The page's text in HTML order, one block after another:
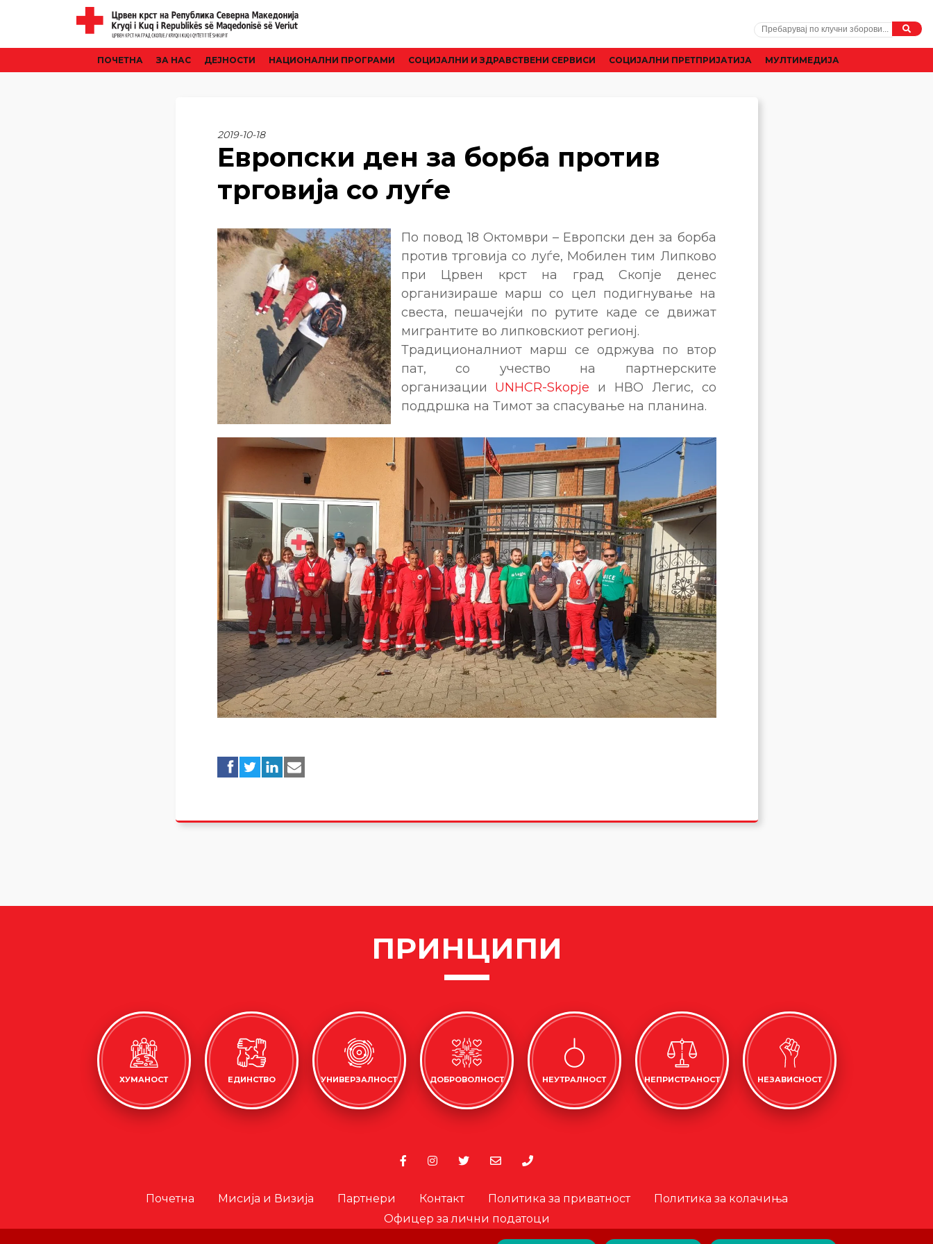
ПОЧЕТНА ЗА НАС ДЕЈНОСТИ НАЦИОНАЛНИ ПРОГРАМИ CОЦИЈАЛНИ И ЗДРАВСТВЕНИ СЕРВИСИ СОЦИЈАЛНИ ПРЕТПРИЈАТИЈА МУЛТИМЕДИЈА
2019-10-18
Европски ден за борба против
трговија со луѓе
По повод 18 Октомври – Европски ден за борба
против трговија со луѓе, Мобилен тим Липково
при Црвен крст на град Скопје денес
организираше марш со цел подигнување на
свеста, пешачејќи по рутите каде се движат
мигрантите во липковскиот регионј.
Традиционалниот марш се одржува по втор
пат, со учество на партнерските
организации UNHCR-Skopje и НВО Легис, со
поддршка на Тимот за спасување на планина.
ПРИНЦИПИ
ХУМАНОСТ ЕДИНСТВО УНИВЕРЗАЛНОСТ ДОБРОВОЛНОСТ НЕУТРАЛНОСТ НЕПРИСТРАНОСТ НЕЗАВИСНОСТ
Почетна Мисија и Визија Партнери Контакт Политика за приватност
Политика за колачиња
Офицер за лични податоци